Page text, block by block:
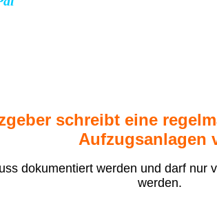
schreibt eine
Aufzugsanlagen
dokumentiert werden und darf nur
werden.